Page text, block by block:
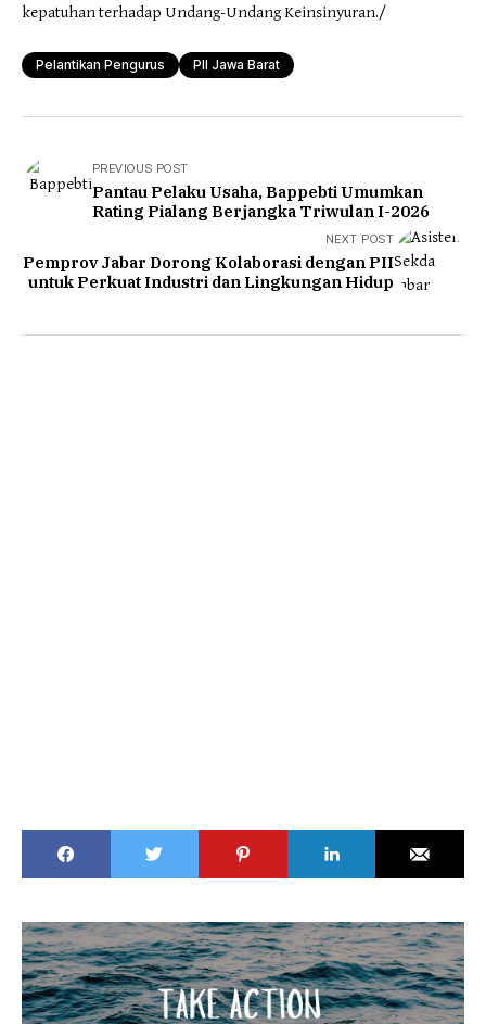
kepatuhan terhadap Undang-Undang Keinsinyuran./
Pelantikan Pengurus PII Jawa Barat
PREVIOUS POST
Pantau Pelaku Usaha, Bappebti Umumkan
Rating Pialang Berjangka Triwulan I-2026
NEXT POST
Pemprov Jabar Dorong Kolaborasi dengan PII
untuk Perkuat Industri dan Lingkungan Hidup